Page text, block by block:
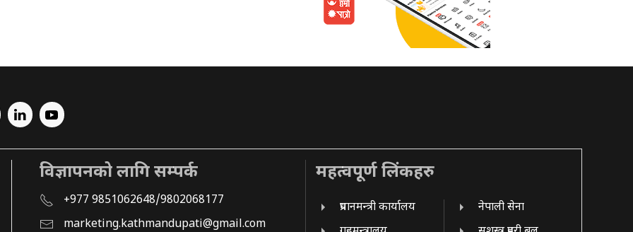
विज्ञापनको लागि सम्पर्क
+977 9851062648/9802068177
marketing.kathmandupati@gmail.com
महत्वपूर्ण लिंकहरु
प्रधानमन्त्री कार्यालय
नेपाली सेना